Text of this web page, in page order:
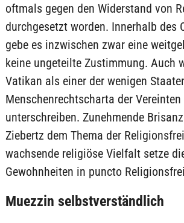
oftmals gegen den Widerstand von
durchgesetzt worden. Innerhalb des
gebe es inzwischen zwar eine
keine ungeteilte Zustimmung. Auch
Vatikan als einer der wenigen
Menschenrechtscharta der
unterschreiben. Zunehmende
Ziebertz dem Thema der
wachsende religiöse Vielfalt setze
Gewohnheiten in puncto
Muezzin selbstverständlich